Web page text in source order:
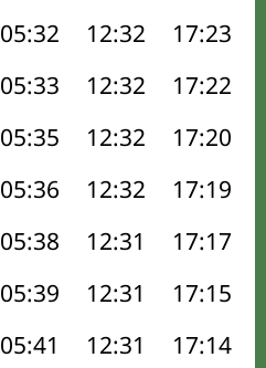
05:32 12:32 17:23
05:33 12:32 17:22
05:35 12:32 17:20
05:36 12:32 17:19
05:38 12:31 17:17
05:39 12:31 17:15
05:41 12:31 17:14